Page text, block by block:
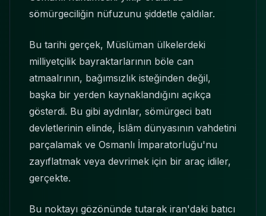
sömürgeciliğin nüfuzunu şiddetle çaldılar.
Bu tarihi gerçek, Müslüman ülkelerdeki
milliyetçilik bayraktarlarının böle can
atmaalrının, bağımsızlık isteğinden değil,
başka bir yerden kaynaklandığını açıkça
gösterdi. Bu gibi aydınlar, sömürgeci batı
devletlerinin elinde, İslâm dünyasının vahdetini
parçalamak ve Osmanlı İmparatorluğu'nu
zayıflatmak veya devrimek için bir araç idiler,
gerçekte.
Bu noktayı gözönünde tutarak iran'daki batıcı